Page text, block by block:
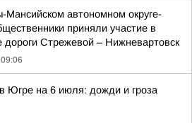
Мансийском автономном округе-
приняли участие в
дороги Стрежевой – Нижневартовск
09:06
Югре на 6 июля: дожди и гроза